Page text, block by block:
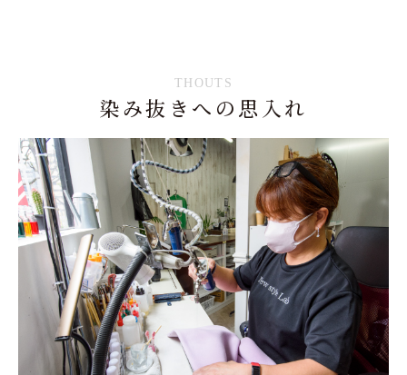
THOUTS
染み抜きへの思入れ